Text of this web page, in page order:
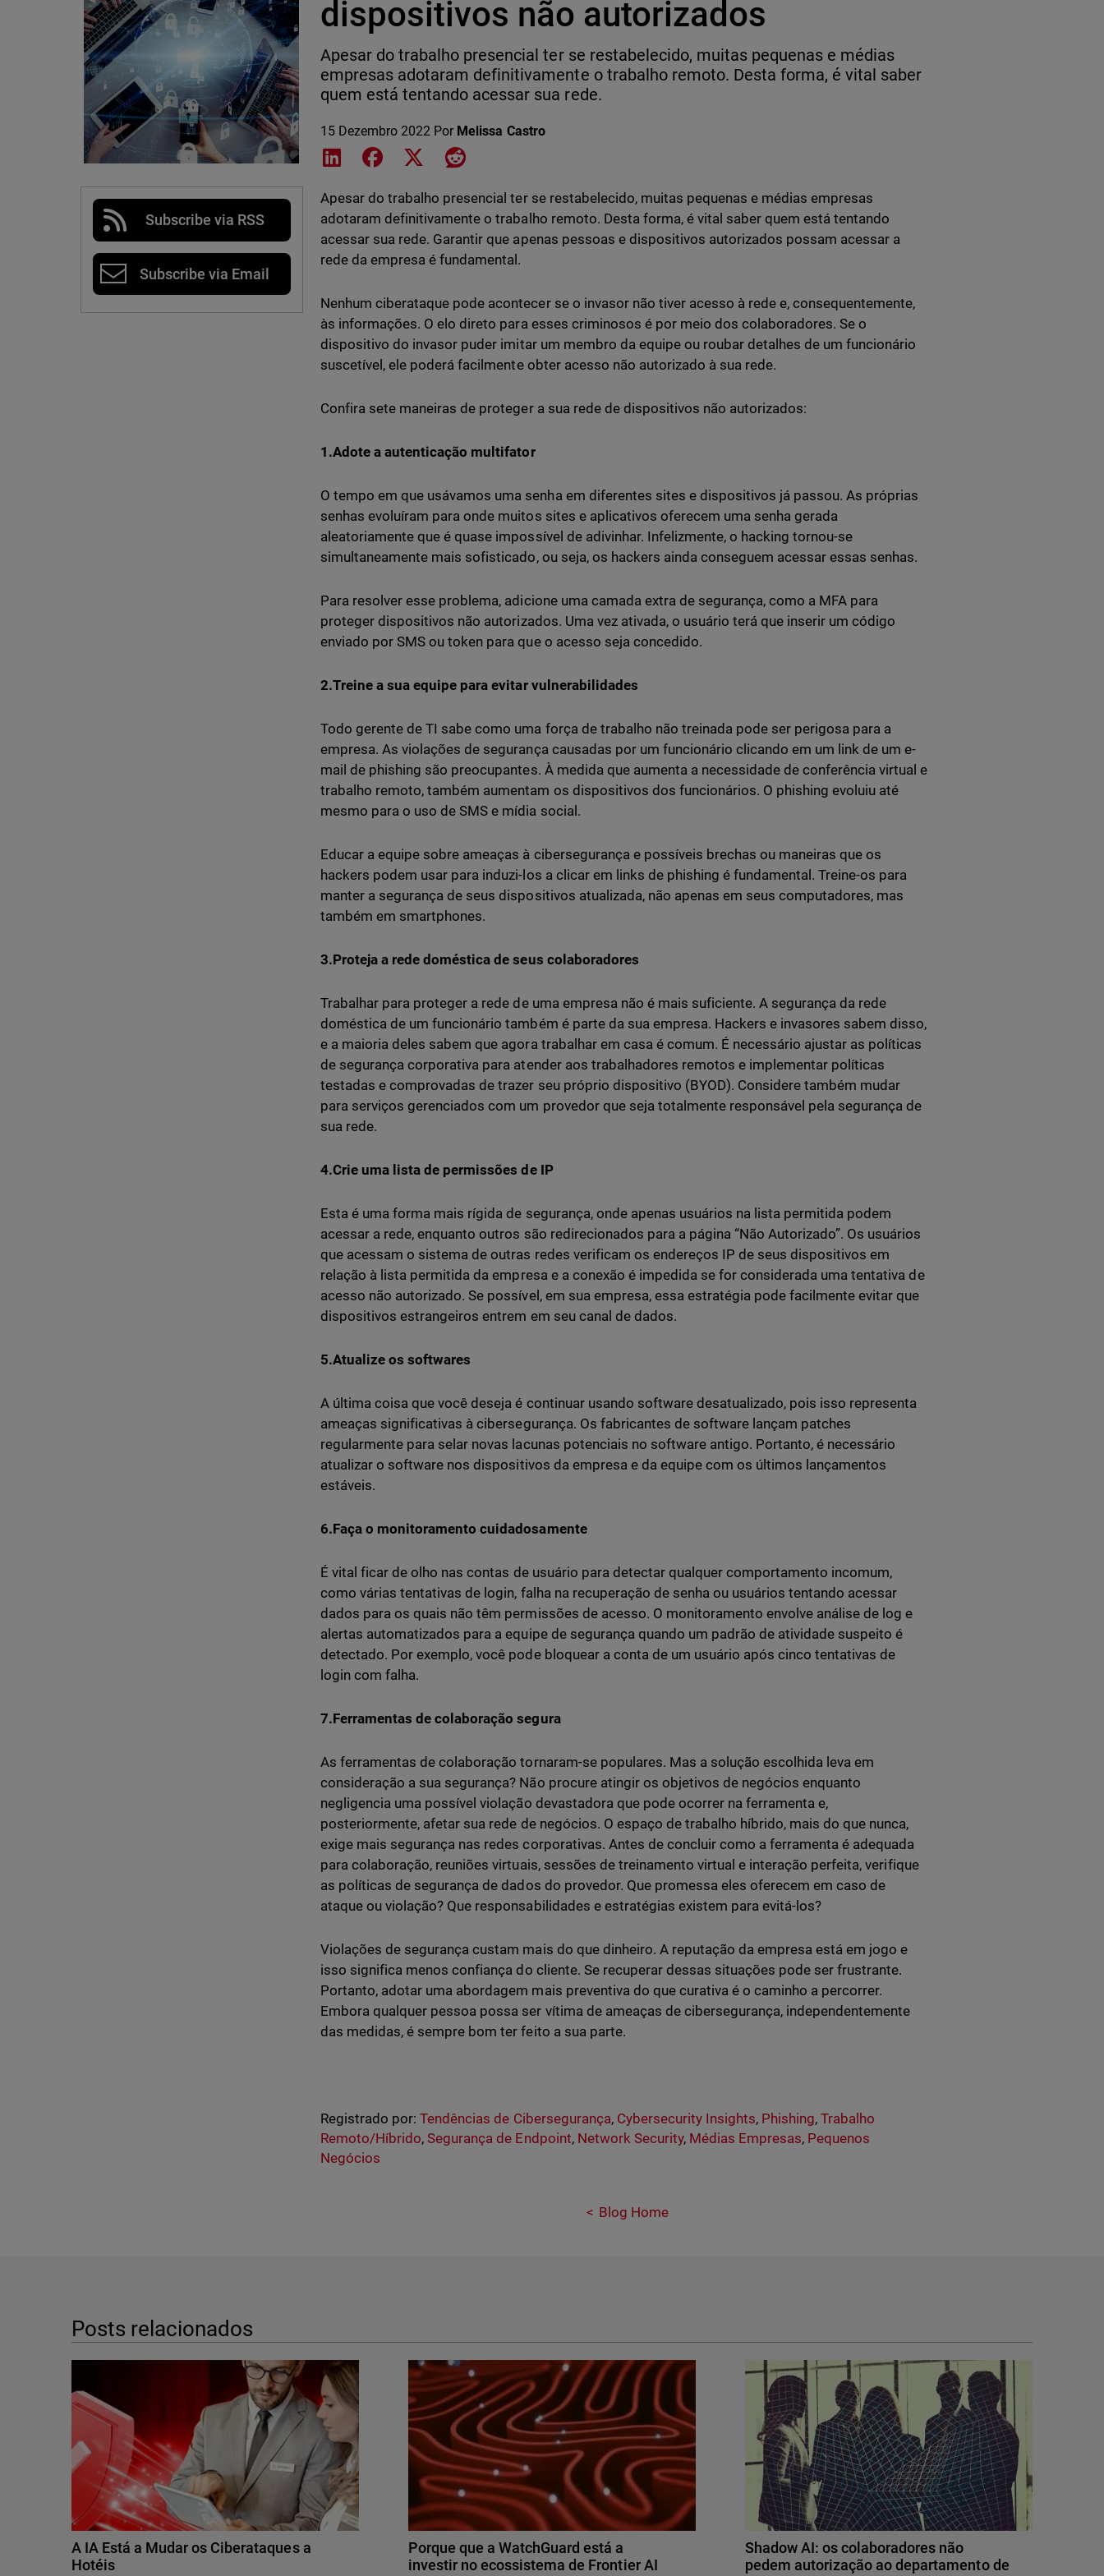
Subscribe via RSS
Subscribe via Email
dispositivos não autorizados
Apesar do trabalho presencial ter se restabelecido, muitas pequenas e médias
empresas adotaram definitivamente o trabalho remoto. Desta forma, é vital saber
quem está tentando acessar sua rede.
15 Dezembro 2022 Por Melissa Castro
Share on LinkedIn
Share on Facebook
Share on XShare on Reddit
Apesar do trabalho presencial ter se restabelecido, muitas pequenas e médias empresas
adotaram definitivamente o trabalho remoto. Desta forma, é vital saber quem está tentando
acessar sua rede. Garantir que apenas pessoas e dispositivos autorizados possam acessar a
rede da empresa é fundamental.
Nenhum ciberataque pode acontecer se o invasor não tiver acesso à rede e, consequentemente,
às informações. O elo direto para esses criminosos é por meio dos colaboradores. Se o
dispositivo do invasor puder imitar um membro da equipe ou roubar detalhes de um funcionário
suscetível, ele poderá facilmente obter acesso não autorizado à sua rede.
Confira sete maneiras de proteger a sua rede de dispositivos não autorizados:
1.Adote a autenticação multifator
O tempo em que usávamos uma senha em diferentes sites e dispositivos já passou. As próprias
senhas evoluíram para onde muitos sites e aplicativos oferecem uma senha gerada
aleatoriamente que é quase impossível de adivinhar. Infelizmente, o hacking tornou-se
simultaneamente mais sofisticado, ou seja, os hackers ainda conseguem acessar essas senhas.
Para resolver esse problema, adicione uma camada extra de segurança, como a MFA para
proteger dispositivos não autorizados. Uma vez ativada, o usuário terá que inserir um código
enviado por SMS ou token para que o acesso seja concedido.
2.Treine a sua equipe para evitar vulnerabilidades
Todo gerente de TI sabe como uma força de trabalho não treinada pode ser perigosa para a
empresa. As violações de segurança causadas por um funcionário clicando em um link de um e-
mail de phishing são preocupantes. À medida que aumenta a necessidade de conferência virtual e
trabalho remoto, também aumentam os dispositivos dos funcionários. O phishing evoluiu até
mesmo para o uso de SMS e mídia social.
Educar a equipe sobre ameaças à cibersegurança e possíveis brechas ou maneiras que os
hackers podem usar para induzi-los a clicar em links de phishing é fundamental. Treine-os para
manter a segurança de seus dispositivos atualizada, não apenas em seus computadores, mas
também em smartphones.
3.Proteja a rede doméstica de seus colaboradores
Trabalhar para proteger a rede de uma empresa não é mais suficiente. A segurança da rede
doméstica de um funcionário também é parte da sua empresa. Hackers e invasores sabem disso,
e a maioria deles sabem que agora trabalhar em casa é comum. É necessário ajustar as políticas
de segurança corporativa para atender aos trabalhadores remotos e implementar políticas
testadas e comprovadas de trazer seu próprio dispositivo (BYOD). Considere também mudar
para serviços gerenciados com um provedor que seja totalmente responsável pela segurança de
sua rede.
4.Crie uma lista de permissões de IP
Esta é uma forma mais rígida de segurança, onde apenas usuários na lista permitida podem
acessar a rede, enquanto outros são redirecionados para a página “Não Autorizado”. Os usuários
que acessam o sistema de outras redes verificam os endereços IP de seus dispositivos em
relação à lista permitida da empresa e a conexão é impedida se for considerada uma tentativa de
acesso não autorizado. Se possível, em sua empresa, essa estratégia pode facilmente evitar que
dispositivos estrangeiros entrem em seu canal de dados.
5.Atualize os softwares
A última coisa que você deseja é continuar usando software desatualizado, pois isso representa
ameaças significativas à cibersegurança. Os fabricantes de software lançam patches
regularmente para selar novas lacunas potenciais no software antigo. Portanto, é necessário
atualizar o software nos dispositivos da empresa e da equipe com os últimos lançamentos
estáveis.
6.Faça o monitoramento cuidadosamente
É vital ficar de olho nas contas de usuário para detectar qualquer comportamento incomum,
como várias tentativas de login, falha na recuperação de senha ou usuários tentando acessar
dados para os quais não têm permissões de acesso. O monitoramento envolve análise de log e
alertas automatizados para a equipe de segurança quando um padrão de atividade suspeito é
detectado. Por exemplo, você pode bloquear a conta de um usuário após cinco tentativas de
login com falha.
7.Ferramentas de colaboração segura
As ferramentas de colaboração tornaram-se populares. Mas a solução escolhida leva em
consideração a sua segurança? Não procure atingir os objetivos de negócios enquanto
negligencia uma possível violação devastadora que pode ocorrer na ferramenta e,
posteriormente, afetar sua rede de negócios. O espaço de trabalho híbrido, mais do que nunca,
exige mais segurança nas redes corporativas. Antes de concluir como a ferramenta é adequada
para colaboração, reuniões virtuais, sessões de treinamento virtual e interação perfeita, verifique
as políticas de segurança de dados do provedor. Que promessa eles oferecem em caso de
ataque ou violação? Que responsabilidades e estratégias existem para evitá-los?
Violações de segurança custam mais do que dinheiro. A reputação da empresa está em jogo e
isso significa menos confiança do cliente. Se recuperar dessas situações pode ser frustrante.
Portanto, adotar uma abordagem mais preventiva do que curativa é o caminho a percorrer.
Embora qualquer pessoa possa ser vítima de ameaças de cibersegurança, independentemente
das medidas, é sempre bom ter feito a sua parte.
Registrado por: Tendências de Cibersegurança, Cybersecurity Insights, Phishing,Trabalho
Remoto/Híbrido,Segurança de Endpoint, Network Security, Médias Empresas, Pequenos
Negócios
Blog Home
Posts relacionados
A IA Está a Mudar os Ciberataques a
Hotéis
Porque que a WatchGuard está a
investir no ecossistema de Frontier AI
Shadow AI: os colaboradores não
pedem autorização ao departamento de